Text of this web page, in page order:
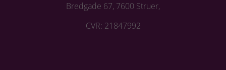
Bredgade 67, 7600 Struer,
CVR: 21847992